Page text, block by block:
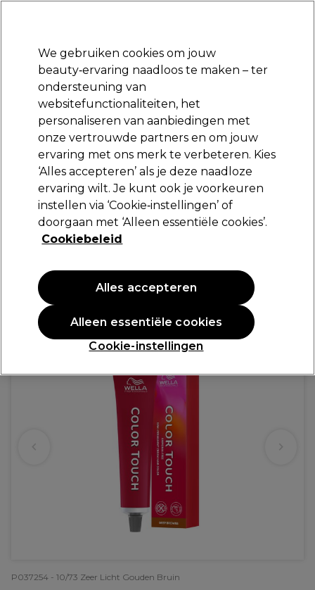
Aanmelden
Merken Deals Haar Elektra
Volgende dag geleverd*
Na verzending, maandag t/m vrijdag
Wella Professionals
Wella Professionals Color Touch Demi-
permanente haarkleuring 10/73 Deep Browns
60ml
(1)
30.25 € per 100ml
PROMOTIE
P037254 - 10/73 Zeer Licht Gouden Bruin
We gebruiken cookies om jouw
beauty‑ervaring naadloos te maken – ter
ondersteuning van
websitefunctionaliteiten, het
personaliseren van aanbiedingen met
onze vertrouwde partners en om jouw
ervaring met ons merk te verbeteren. Kies
‘Alles accepteren’ als je deze naadloze
ervaring wilt. Je kunt ook je voorkeuren
instellen via ‘Cookie‑instellingen’ of
doorgaan met ‘Alleen essentiële cookies’.
Cookiebeleid
Cookie-instellingen
Alleen essentiële cookies
Alles accepteren